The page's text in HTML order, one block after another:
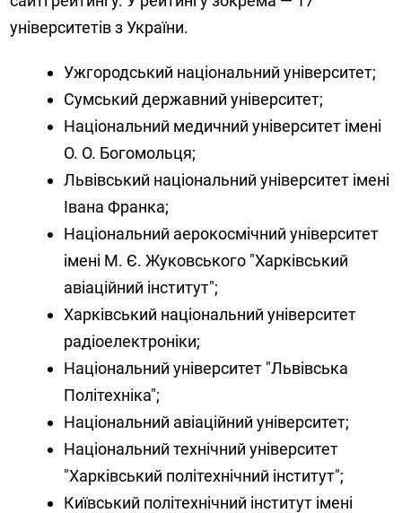
університетів з України.
Ужгородський національний університет;
Сумський державний університет;
Національний медичний університет імені
О. О. Богомольця;
Львівський національний університет імені
Івана Франка;
Національний аерокосмічний університет
імені М. Є. Жуковського "Харківський
авіаційний інститут";
Харківський національний університет
радіоелектроніки;
Національний університет "Львівська
Політехніка";
Національний авіаційний університет;
Національний технічний університет
"Харківський політехнічний інститут";
Київський політехнічний інститут імені